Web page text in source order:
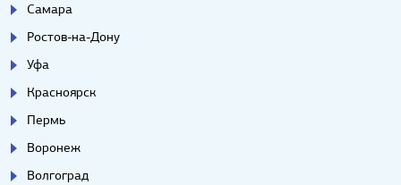
Самара
Ростов-на-Дону
Уфа
Красноярск
Пермь
Воронеж
Волгоград